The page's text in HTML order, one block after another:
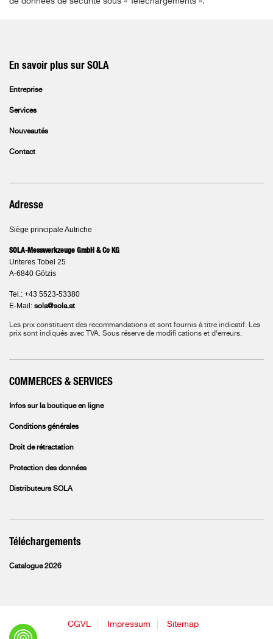
En savoir plus sur SOLA
Entreprise
Services
Nouveautés
Contact
Adresse
Siège principale Autriche
SOLA-Messwerkzeuge GmbH & Co KG
Unteres Tobel 25
A-6840 Götzis
Tel.: +43 5523-53380
E-Mail: sola@sola.at
Les prix constituent des recommandations et sont fournis à titre indicatif. Les
prix sont indiqués avec TVA. Sous réserve de modifi cations et d‘erreurs.
COMMERCES & SERVICES
Infos sur la boutique en ligne
Conditions générales
Droit de rétractation
Protection des données
Distributeurs SOLA
Téléchargements
Catalogue 2026
CGVL Impressum Sitemap